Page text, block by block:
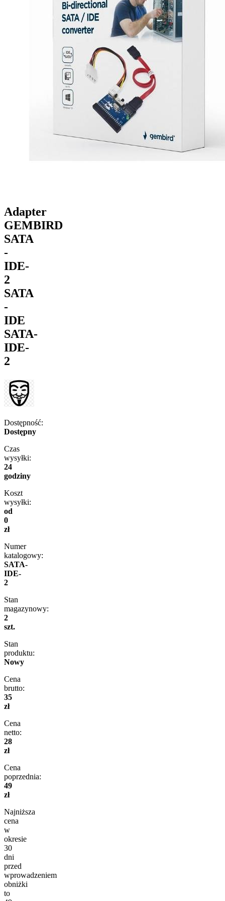
Adapter
GEMBIRD
SATA
-
IDE-
2
SATA
-
IDE
SATA-
IDE-
2
Dostępność:
Dostępny
Czas
wysyłki:
24
godziny
Koszt
wysyłki:
od
0
zł
Numer
katalogowy:
SATA-
IDE-
2
Stan
magazynowy:
2
szt.
Stan
produktu:
Nowy
Cena
brutto:
35
zł
Cena
netto:
28
zł
Cena
poprzednia:
49
zł
Najniższa
cena
w
okresie
30
dni
przed
wprowadzeniem
obniżki
to